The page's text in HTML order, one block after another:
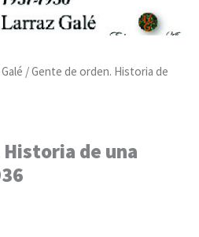
/ Gente de orden. Historia de
de una